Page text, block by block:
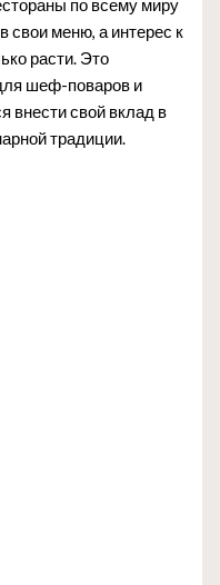
по всему миру
свои меню, а интерес к
расти. Это
шеф-поваров и
внести свой вклад в
традиции.